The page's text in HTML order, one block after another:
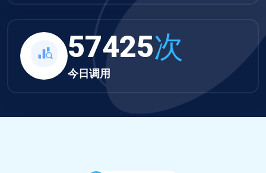
57425次
今日调用